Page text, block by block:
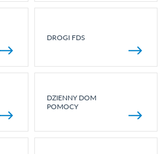
DROGI FDS
DZIENNY DOM
POMOCY